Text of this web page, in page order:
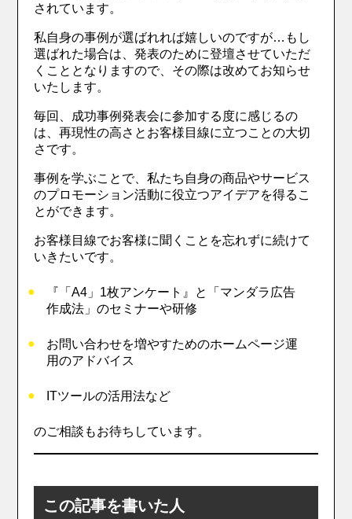
されています。
私自身の事例が選ばれれば嬉しいのですが…もし
選ばれた場合は、発表のために登壇させていただ
くこととなりますので、その際は改めてお知らせ
いたします。
毎回、成功事例発表会に参加する度に感じるの
は、再現性の高さとお客様目線に立つことの大切
さです。
事例を学ぶことで、私たち自身の商品やサービス
のプロモーション活動に役立つアイデアを得るこ
とができます。
お客様目線でお客様に聞くことを忘れずに続けて
いきたいです。
『「A4」1枚アンケート』と「マンダラ広告
作成法」のセミナーや研修
お問い合わせを増やすためのホームページ運
用のアドバイス
ITツールの活用法など
のご相談もお待ちしています。
この記事を書いた人